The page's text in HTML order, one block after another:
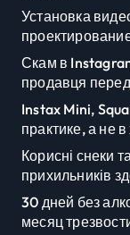
Установка
Скам в
продавця
Instax Mini,
практике, а не
Корисні снеки
прихильників
30 дней без
месяц